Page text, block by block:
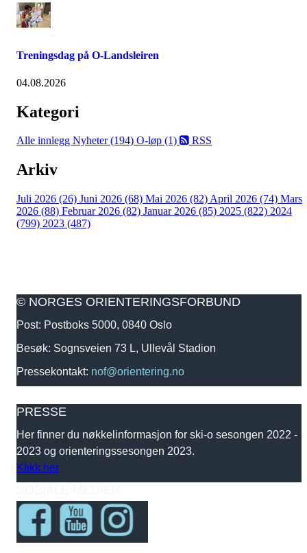
Treningsdag på O-Landsleiren
04.08.2026
Kategori
Alle innlegg Nyheter (194) O-løp (1) RSS
Arkiv
Juli 2026 (26) Juni 2026 (68) Mai 2026 (82) April 2026 (74) Mars
2026 (88) Februar 2026 (82) Januar 2026 (85) 2025 (822) 2024
(799) 2023 (487)
© NORGES ORIENTERINGSFORBUND
Post: Postboks 5000, 0840 Oslo
Besøk: Sognsveien 73 L, Ullevål Stadion
Pressekontakt: nof@orientering.no
PRESSE
Her finner du nøkkelinformasjon for ski-o sesongen 2022 -
2023 og orienteringssesongen 2023.
Klikk her